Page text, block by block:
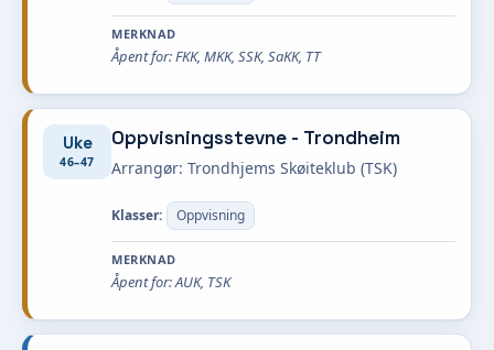
MERKNAD
Åpent for: FKK, MKK, SSK, SaKK, TT
Uke
46–47
Oppvisningsstevne - Trondheim
Arrangør: Trondhjems Skøiteklub (TSK)
Klasser: Oppvisning
MERKNAD
Åpent for: AUK, TSK